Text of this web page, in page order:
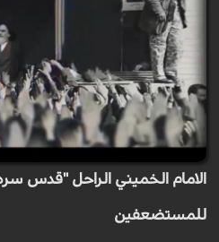
الامام الخميني الراحل "قدس
للمستضعفين